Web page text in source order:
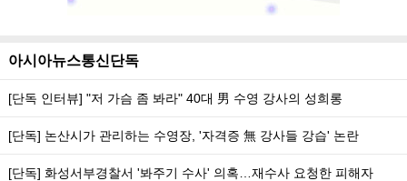
아시아뉴스통신단독
[단독 인터뷰] "저 가슴 좀 봐라" 40대 男 수영 강사의 성희롱
[단독] 논산시가 관리하는 수영장, '자격증 無 강사들 강습' 논란
[단독] 화성서부경찰서 '봐주기 수사' 의혹…재수사 요청한 피해자